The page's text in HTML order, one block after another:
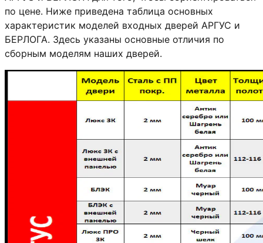
по цене. Ниже приведена таблица основных
характеристик моделей входных дверей АРГУС и
БЕРЛОГА. Здесь указаны основные отличия по
сборным моделям наших дверей.